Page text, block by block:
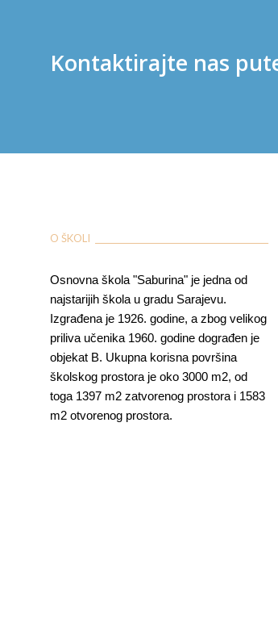
Kontaktirajte nas
O ŠKOLI ___________________________________________
Osnovna škola "Saburina" je jedna od
najstarijih škola u gradu Sarajevu.
Izgrađena je 1926. godine, a zbog velikog
priliva učenika 1960. godine dograđen je
objekat B. Ukupna korisna površina
školskog prostora je oko 3000 m2, od
toga 1397 m2 zatvorenog prostora i 1583
m2 otvorenog prostora.